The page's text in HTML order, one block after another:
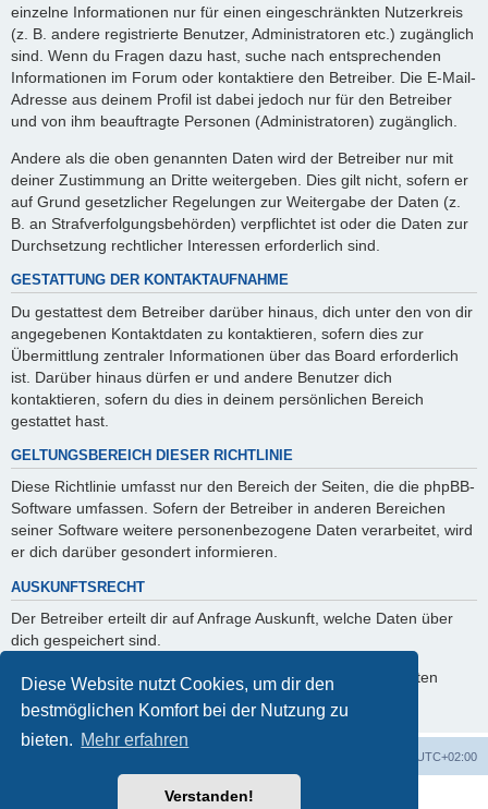
Diese Website nutzt Cookies, um dir den
bestmöglichen Komfort bei der Nutzung zu
bieten. Mehr erfahren
Verstanden!
einzelne Informationen nur für einen eingeschränkten Nutzerkreis
(z. B. andere registrierte Benutzer, Administratoren etc.) zugänglich
sind. Wenn du Fragen dazu hast, suche nach entsprechenden
Informationen im Forum oder kontaktiere den Betreiber. Die E-Mail-
Adresse aus deinem Profil ist dabei jedoch nur für den Betreiber
und von ihm beauftragte Personen (Administratoren) zugänglich.
Andere als die oben genannten Daten wird der Betreiber nur mit
deiner Zustimmung an Dritte weitergeben. Dies gilt nicht, sofern er
auf Grund gesetzlicher Regelungen zur Weitergabe der Daten (z.
B. an Strafverfolgungsbehörden) verpflichtet ist oder die Daten zur
Durchsetzung rechtlicher Interessen erforderlich sind.
GESTATTUNG DER KONTAKTAUFNAHME
Du gestattest dem Betreiber darüber hinaus, dich unter den von dir
angegebenen Kontaktdaten zu kontaktieren, sofern dies zur
Übermittlung zentraler Informationen über das Board erforderlich
ist. Darüber hinaus dürfen er und andere Benutzer dich
kontaktieren, sofern du dies in deinem persönlichen Bereich
gestattet hast.
GELTUNGSBEREICH DIESER RICHTLINIE
Diese Richtlinie umfasst nur den Bereich der Seiten, die die phpBB-
Software umfassen. Sofern der Betreiber in anderen Bereichen
seiner Software weitere personenbezogene Daten verarbeitet, wird
er dich darüber gesondert informieren.
AUSKUNFTSRECHT
Der Betreiber erteilt dir auf Anfrage Auskunft, welche Daten über
dich gespeichert sind.
Du kannst jederzeit die Löschung bzw. Sperrung deiner Daten
verlangen. Kontaktiere hierzu bitte den Betreiber.
UTC+02:00
Powered byphpBB® Forum Software © phpBB Limited